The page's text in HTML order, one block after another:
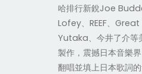
哈排行新銳Joe
Lofey、REEF、
Yutaka、今井了介等
製作，震撼日本音樂
翻唱並填上日本歌詞